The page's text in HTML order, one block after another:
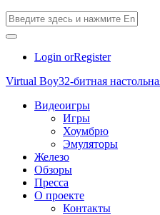
Login orRegister
Virtual Boy32-битная
Видеоигры
Игры
Хоумбрю
Эмуляторы
Железо
Обзоры
Пресса
О проекте
Контакты